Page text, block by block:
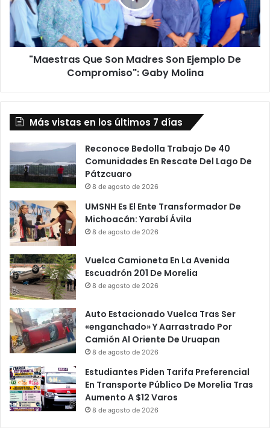
Ejemplo
De
Compromiso":
Gaby
Molina"Maestras Que Son Madres Son Ejemplo De
Compromiso": Gaby Molina
Más vistas en los últimos 7 días
Reconoce Bedolla Trabajo De 40
Comunidades En Rescate Del Lago De
Pátzcuaro
8 de agosto de 2026
UMSNH Es El Ente Transformador De
Michoacán: Yarabí Ávila
8 de agosto de 2026
Vuelca Camioneta En La Avenida
Escuadrón 201 De Morelia
8 de agosto de 2026
Auto Estacionado Vuelca Tras Ser
«enganchado» Y Aarrastrado Por
Camión Al Oriente De Uruapan
8 de agosto de 2026
Estudiantes Piden Tarifa Preferencial
En Transporte Público De Morelia Tras
Aumento A $12 Varos
8 de agosto de 2026